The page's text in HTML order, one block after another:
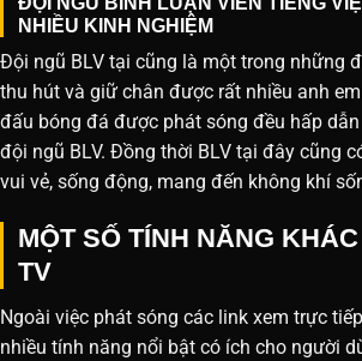
NHIỀU KINH NGHIỆM
Đội ngũ BLV tại cũng là một trong những
thu hút và giữ chân được rất nhiều anh
đấu bóng đá được phát sóng đều hấp
đội ngũ BLV. Đồng thời BLV tại đây cũng
vui vẻ, sống động, mang đến không khí
MỘT SỐ TÍNH NĂNG
TV
Ngoài việc phát sóng các link xem trực
nhiều tính năng nổi bật có ích cho người